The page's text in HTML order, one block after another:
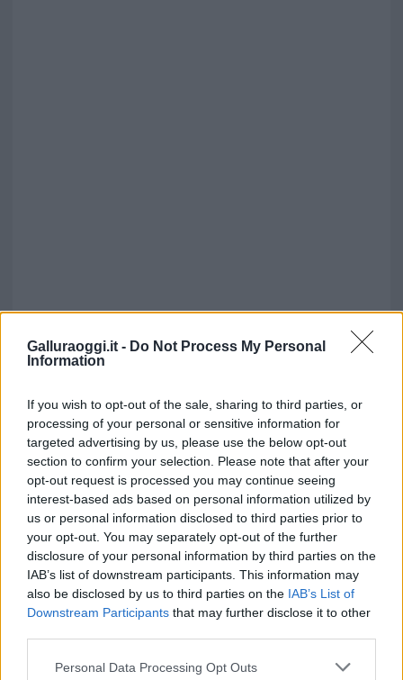
Galluraoggi.it - Do Not Process My Personal
Information
If you wish to opt-out of the sale, sharing to third parties, or
processing of your personal or sensitive information for
targeted advertising by us, please use the below opt-out
section to confirm your selection. Please note that after your
opt-out request is processed you may continue seeing
interest-based ads based on personal information utilized by
us or personal information disclosed to third parties prior to
your opt-out. You may separately opt-out of the further
disclosure of your personal information by third parties on the
IAB’s list of downstream participants. This information may
also be disclosed by us to third parties on the IAB’s List of
Downstream Participants that may further disclose it to other
Please note that this website/app uses one or more Google
Personal Data Processing Opt Outs